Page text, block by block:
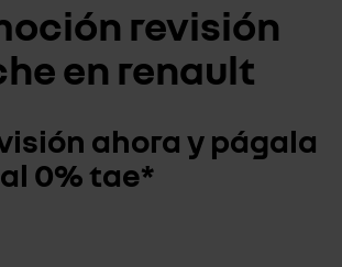
revisión
en renault
ahora y págala
0% tae*